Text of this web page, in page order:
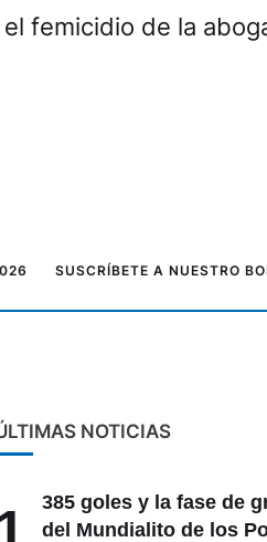
femicidio de la
SUSCRÍBETE A NUESTRO
NOTICIAS
385 goles y la fase de
del Mundialito de los